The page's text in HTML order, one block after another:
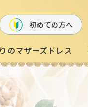
初めての方へ
のマザーズドレス
ドレス